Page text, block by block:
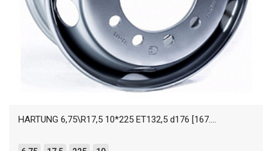
HARTUNG 6,75\R17,5 10*225 ET132,5 d176 [167....